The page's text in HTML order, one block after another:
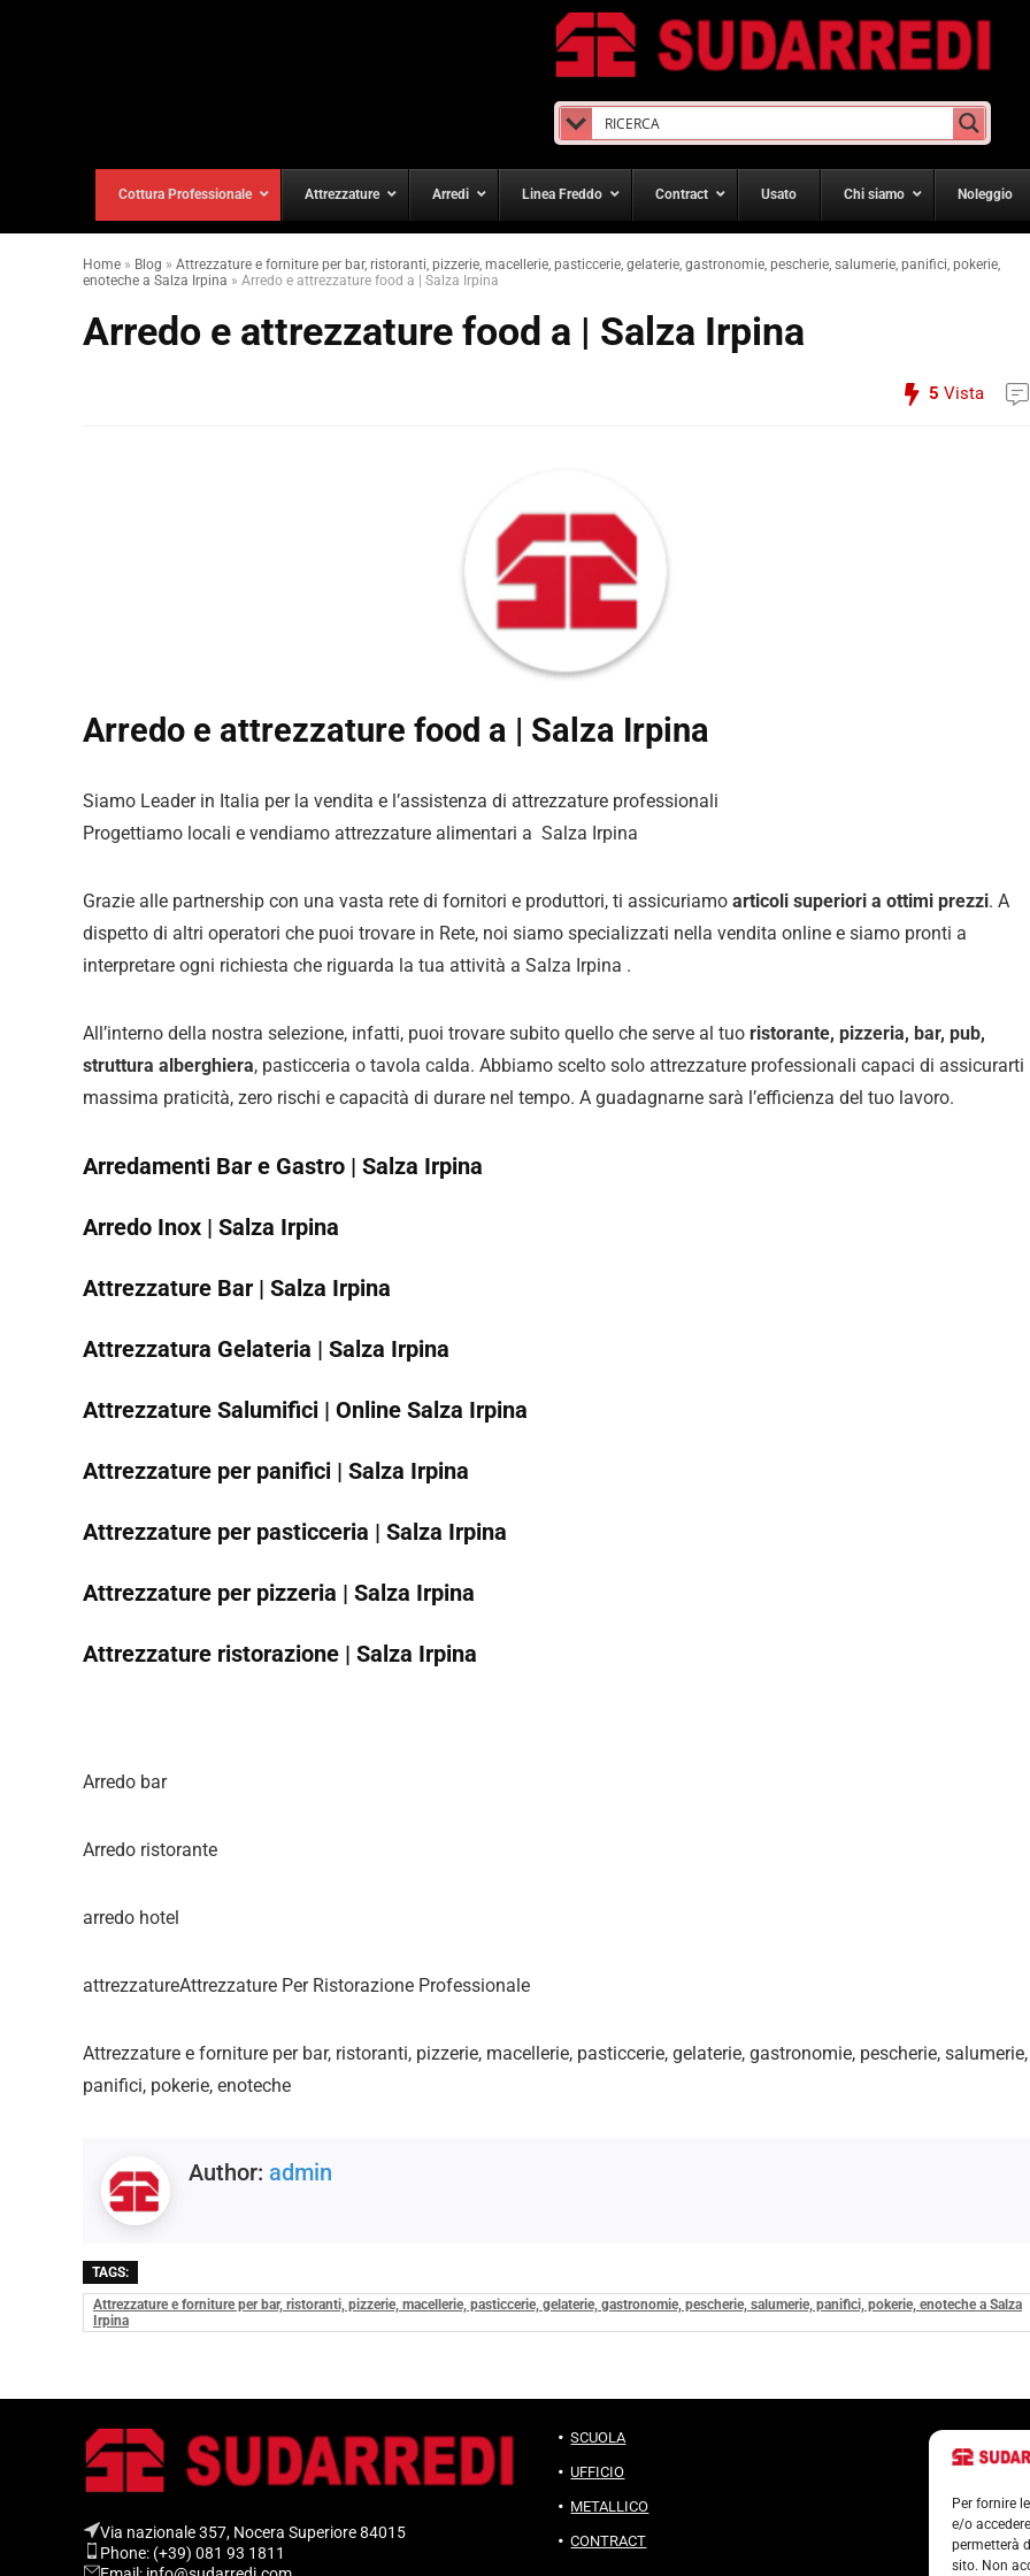
Per fornire
e/o
permetterà
sito. Non
Cottura Professionale Attrezzature Arredi Linea Freddo Contract Usato Chi siamo Noleggio
Home » Blog » Attrezzature e forniture per bar, ristoranti, pizzerie, macellerie, pasticcerie, gelaterie, gastronomie, pescherie, salumerie, panifici, pokerie,
enoteche a Salza Irpina » Arredo e attrezzature food a | Salza Irpina
Arredo e attrezzature food a | Salza Irpina
5 Vista
Arredo e attrezzature food a | Salza Irpina
Siamo Leader in Italia per la vendita e l’assistenza di attrezzature professionali
Progettiamo locali e vendiamo attrezzature alimentari a Salza Irpina
Grazie alle partnership con una vasta rete di fornitori e produttori, ti assicuriamo articoli superiori a ottimi prezzi. A
dispetto di altri operatori che puoi trovare in Rete, noi siamo specializzati nella vendita online e siamo pronti a
interpretare ogni richiesta che riguarda la tua attività a Salza Irpina .
All’interno della nostra selezione, infatti, puoi trovare subito quello che serve al tuo ristorante, pizzeria, bar, pub,
struttura alberghiera, pasticceria o tavola calda. Abbiamo scelto solo attrezzature professionali capaci di assicurarti
massima praticità, zero rischi e capacità di durare nel tempo. A guadagnarne sarà l’efficienza del tuo lavoro.
Arredamenti Bar e Gastro | Salza Irpina
Arredo Inox | Salza Irpina
Attrezzature Bar | Salza Irpina
Attrezzatura Gelateria | Salza Irpina
Attrezzature Salumifici | Online Salza Irpina
Attrezzature per panifici | Salza Irpina
Attrezzature per pasticceria | Salza Irpina
Attrezzature per pizzeria | Salza Irpina
Attrezzature ristorazione | Salza Irpina
Arredo bar
Arredo ristorante
arredo hotel
attrezzatureAttrezzature Per Ristorazione Professionale
Attrezzature e forniture per bar, ristoranti, pizzerie, macellerie, pasticcerie, gelaterie, gastronomie, pescherie, salumerie,
panifici, pokerie, enoteche
Author: admin
TAGS:
Attrezzature e forniture per bar, ristoranti, pizzerie, macellerie, pasticcerie, gelaterie, gastronomie, pescherie, salumerie, panifici, pokerie, enoteche a Salza
Irpina
Via nazionale 357, Nocera Superiore 84015​
Phone: (+39) 081 93 1811
SCUOLA
UFFICIO
METALLICO
CONTRACT